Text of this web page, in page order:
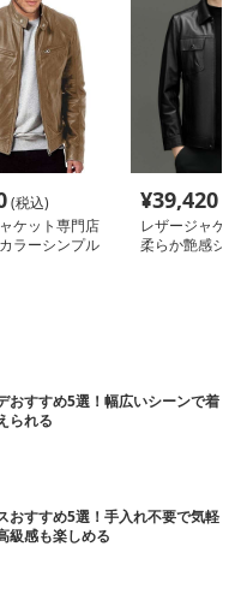
(税込)
ケット専門店
ラーシンプル
¥39,420
レザージャケ
柔らか艶感シ
おすすめ5選！幅広いシーンで着
られる
おすすめ5選！手入れ不要で気軽
級感も楽しめる